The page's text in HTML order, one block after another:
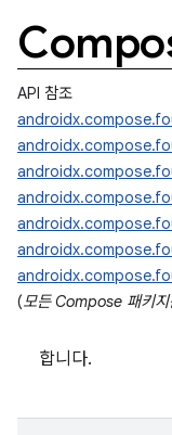
API 참조
(모든 Compose 패키
합니다.